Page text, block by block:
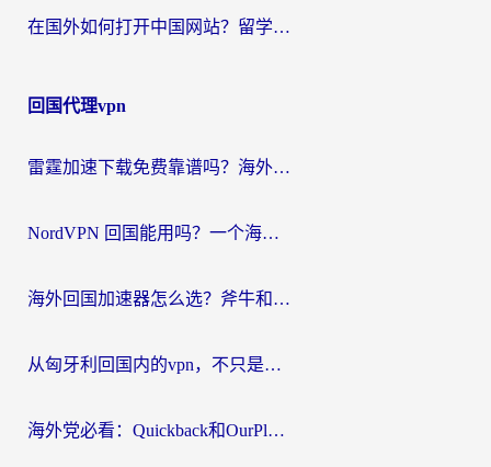
在国外如何打开中国网站？留学生与海外华人的无缝访问指南
回国代理vpn
雷霆加速下载免费靠谱吗？海外党选回国加速器的避坑指南（附热门工具对比）
NordVPN 回国能用吗？一个海外用户必须面对的真实困境
海外回国加速器怎么选？斧牛和海龟哪个好？一篇帮你避开坑的实用指南
从匈牙利回国内的vpn，不只是为了刷剧那么简单
海外党必看：Quickback和OurPlay好用吗？3分钟选对回国加速器，无缝刷剧玩游戏